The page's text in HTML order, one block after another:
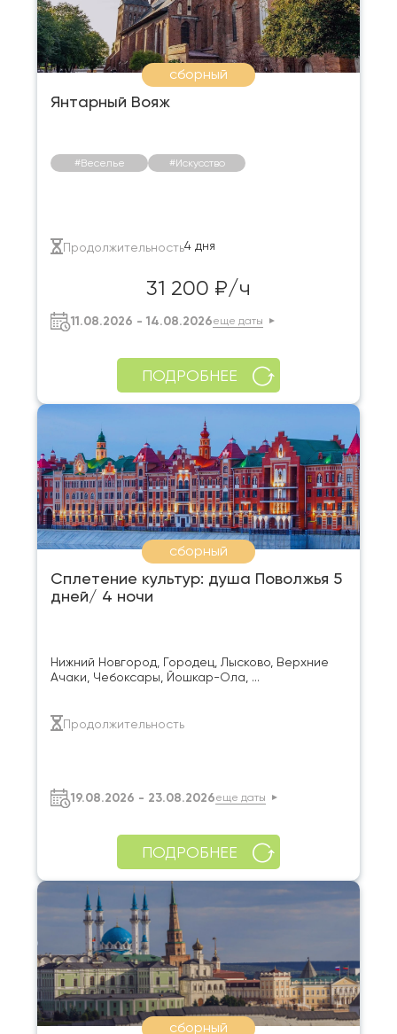
сборный
Янтарный Вояж
#Веселье #Искусство
Продолжительность4 дня
31 200 ₽/ч
11.08.2026 - 14.08.2026еще даты
ПОДРОБНЕЕ
сборный
Сплетение культур: душа Поволжья 5
дней/ 4 ночи
Нижний Новгород, Городец, Лысково, Верхние
Ачаки, Чебоксары, Йошкар-Ола, ...
Продолжительность
19.08.2026 - 23.08.2026еще даты
ПОДРОБНЕЕ
сборный